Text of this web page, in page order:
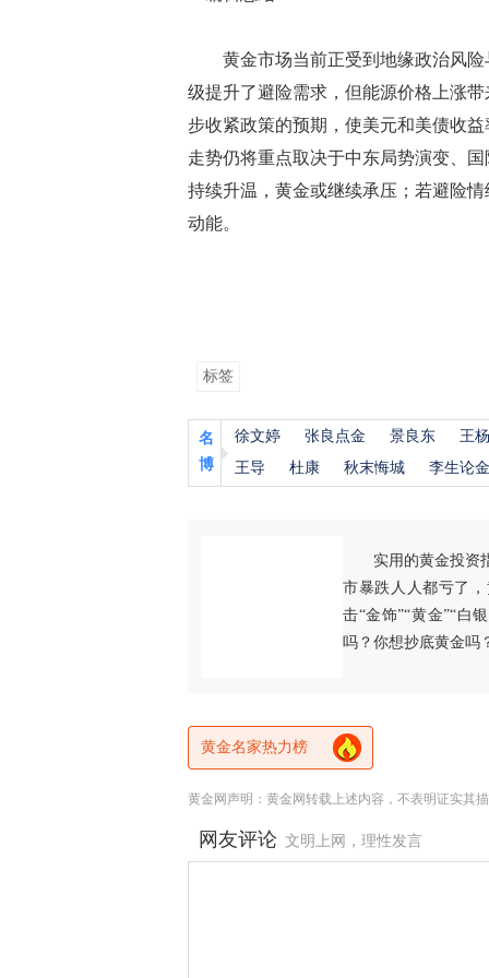
黄金市场当前正受到地缘政治风险
级提升了避险需求，但能源价格上涨
步收紧政策的预期，使美元和美债收
走势仍将重点取决于中东局势演变、
持续升温，黄金或继续承压；若避险
动能。
标签
名
博
徐文婷 张良点金 景良东
王杨
王导
杜康 秋末悔城 李生论金
实用的黄金投资
市暴跌人人都亏了
击“金饰”“黄金”“白
吗？你想抄底黄金吗
黄金名家热力榜
黄金网声明：黄金网转载上述内容，不表明证实其
网友评论 文明上网，理性发言